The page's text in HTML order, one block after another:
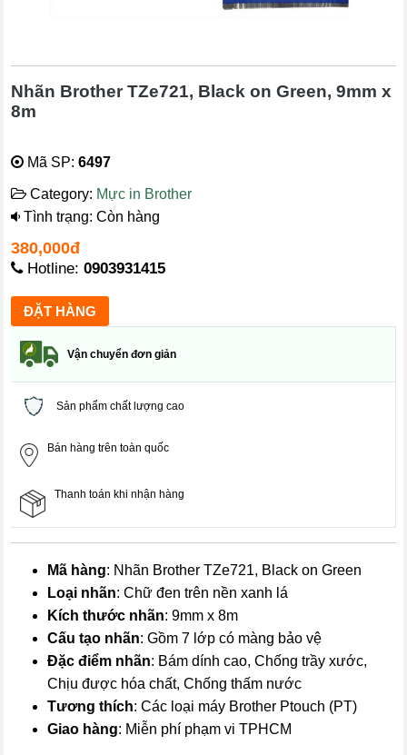
Nhãn Brother TZe721, Black on Green, 9mm x
8m
Mã SP:6497
Category: Mực in Brother
Tình trạng: Còn hàng
380,000đ
Hotline:0903931415
Vận chuyển đơn giản
Sản phẩm chất lượng cao
Bán hàng trên toàn quốc
Thanh toán khi nhận hàng
Mã hàng: Nhãn Brother TZe721, Black on Green
Loại nhãn: Chữ đen trên nền xanh lá
Kích thước nhãn: 9mm x 8m
Cấu tạo nhãn: Gồm 7 lớp có màng bảo vệ
Đặc điểm nhãn: Bám dính cao, Chống trầy xước,
Chịu được hóa chất, Chống thấm nước
Tương thích: Các loại máy Brother Ptouch (PT)
Giao hàng: Miễn phí phạm vi TPHCM